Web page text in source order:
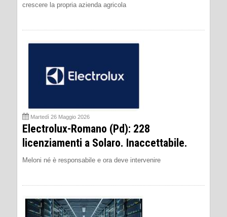
crescere la propria azienda agricola
Martedì 26 Maggio 2026
Electrolux-Romano (Pd): 228
licenziamenti a Solaro. Inaccettabile.
Meloni né è responsabile e ora deve intervenire